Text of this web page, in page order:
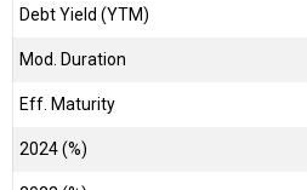
Debt Yield (YTM)
Mod. Duration
Eff. Maturity
2024 (%)